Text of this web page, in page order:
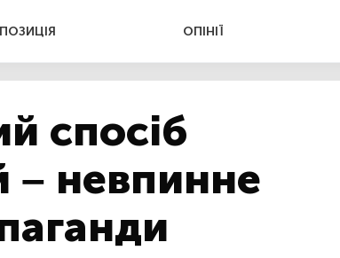
ПОЗИЦІЯ ОПІНІЇ
спосіб
– невпинне